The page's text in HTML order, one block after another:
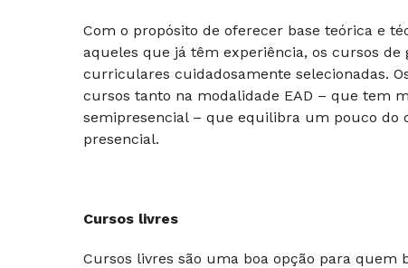
Com o propósito de oferecer base teórica e
aqueles que já têm experiência, os cursos de
curriculares cuidadosamente selecionadas.
cursos tanto na modalidade EAD – que tem
semipresencial – que equilibra um pouco do
presencial.
Cursos livres
Cursos livres são uma boa opção para